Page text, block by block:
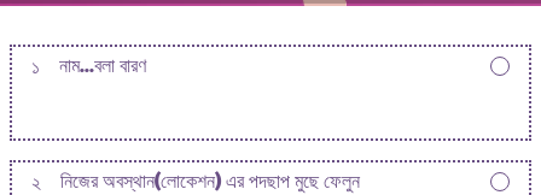
১ নাম...বলা বারণ
২ নিজের অবস্থান(লোকেশন) এর পদছাপ মুছে ফেলুন